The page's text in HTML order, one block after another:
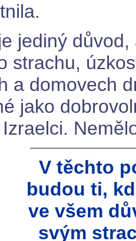
jediný
strachu,
a domovech
jako
V těchto
budou ti,
ve všem
svým